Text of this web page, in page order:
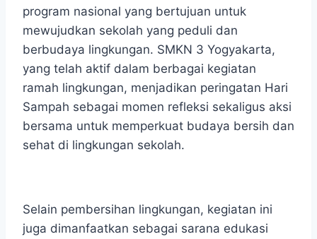
program nasional yang bertujuan untuk
mewujudkan sekolah yang peduli dan
berbudaya lingkungan. SMKN 3 Yogyakarta,
yang telah aktif dalam berbagai kegiatan
ramah lingkungan, menjadikan peringatan Hari
Sampah sebagai momen refleksi sekaligus aksi
bersama untuk memperkuat budaya bersih dan
sehat di lingkungan sekolah.
Selain pembersihan lingkungan, kegiatan ini
juga dimanfaatkan sebagai sarana edukasi